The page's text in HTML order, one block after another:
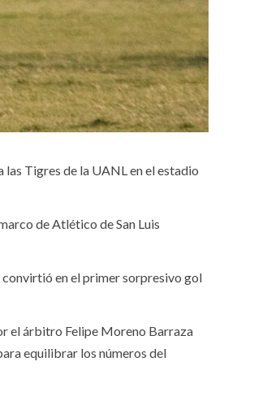
Tigres de la UANL en el estadio
de Atlético de San Luis
convirtió en el primer sorpresivo gol
el árbitro Felipe Moreno Barraza
equilibrar los números del